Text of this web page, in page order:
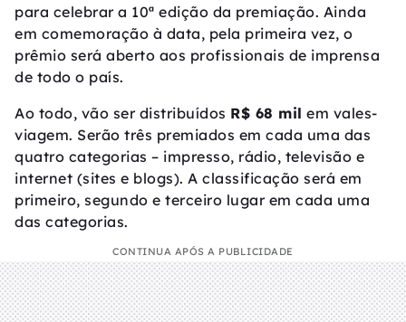
para celebrar a 10ª edição da premiação. Ainda
em comemoração à data, pela primeira vez, o
prêmio será aberto aos profissionais de imprensa
de todo o país.
Ao todo, vão ser distribuídos R$ 68 mil em vales-
viagem. Serão três premiados em cada uma das
quatro categorias – impresso, rádio, televisão e
internet (sites e blogs). A classificação será em
primeiro, segundo e terceiro lugar em cada uma
das categorias.
CONTINUA APÓS A PUBLICIDADE